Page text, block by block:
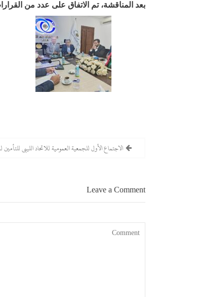
بعد المناقشة، تم الاتفاق على عدد من
تصفّح
المقالات
الاجتماع الأول للجمعية العمومية للاتحاد الليبي للتأمين
Leave a Comment